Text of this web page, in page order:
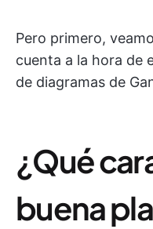
Pero primero,
cuenta a la hora de
de diagramas de
¿Qué
buena